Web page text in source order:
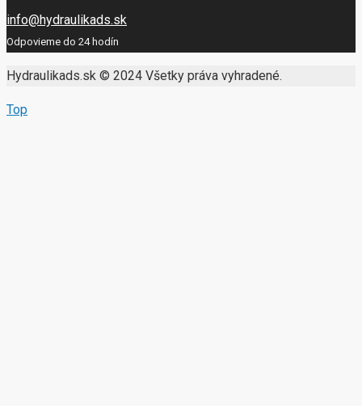
info@hydraulikads.sk
Odpovieme do 24 hodín
Hydraulikads.sk © 2024 Všetky práva vyhradené.
Top